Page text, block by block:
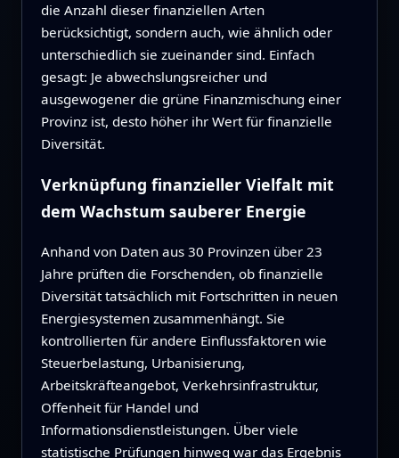
die Anzahl dieser finanziellen Arten
berücksichtigt, sondern auch, wie ähnlich oder
unterschiedlich sie zueinander sind. Einfach
gesagt: Je abwechslungsreicher und
ausgewogener die grüne Finanzmischung einer
Provinz ist, desto höher ihr Wert für finanzielle
Diversität.
Verknüpfung finanzieller Vielfalt mit
dem Wachstum sauberer Energie
Anhand von Daten aus 30 Provinzen über 23
Jahre prüften die Forschenden, ob finanzielle
Diversität tatsächlich mit Fortschritten in neuen
Energiesystemen zusammenhängt. Sie
kontrollierten für andere Einflussfaktoren wie
Steuerbelastung, Urbanisierung,
Arbeitskräfteangebot, Verkehrsinfrastruktur,
Offenheit für Handel und
Informationsdienstleistungen. Über viele
statistische Prüfungen hinweg war das Ergebnis